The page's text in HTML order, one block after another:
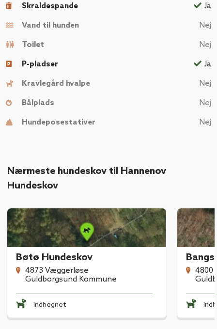
Skraldespande Ja
Vand til hunden Nej
Toilet Nej
P-pladser Ja
Kravlegård hvalpe Nej
Bålplads Nej
Hundeposestativer Nej
Nærmeste hundeskov til Hannenov
Hundeskov
Bøtø Hundeskov
4873 Væggerløse
Guldborgsund Kommune
Indhegnet
4800